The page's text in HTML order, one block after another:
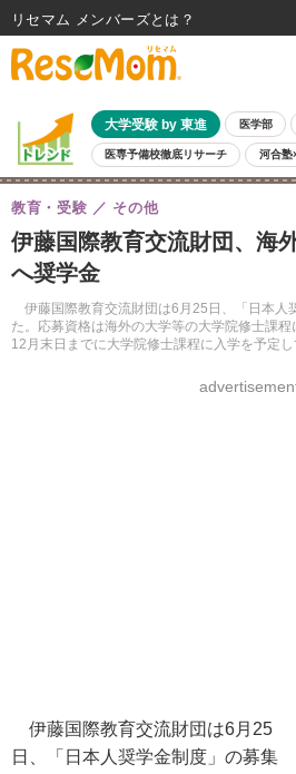
大学受験 by 東進 医学部
医専予備校徹底リサーチ 河合塾
親子で考える大学選び 高校受験 中学受験
共通テスト 夏休み
8月開催イベント・WS 全国公立高校 過去問
自由研究教材（小学生向け）
伊藤国際教育交流財団、海
へ奨学金
伊藤国際教育交流財団は6月25日、「日本人
た。応募資格は海外の大学等の大学院修士課
12月末日までに大学院修士課程に入学を予定し
教育・受験 その他
伊藤国際教育交流財団は6月25
日、「日本人奨学金制度」の募集
リセマム メンバーズ